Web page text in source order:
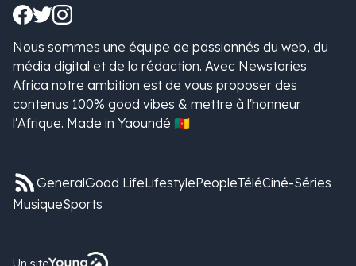
Nous sommes une équipe de passionnés du web, du
média digital et de la rédaction. Avec Newstories
Africa notre ambition est de vous proposer des
contenus 100% good vibes & mettre à l'honneur
l'Afrique. Made in Yaoundé 🇨🇲
GeneralGood LifeLifestylePeopleTéléCiné-Séries
MusiqueSports